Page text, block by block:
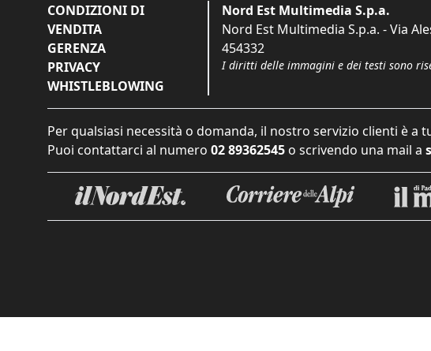
CONDIZIONI DI
VENDITA
GERENZA
PRIVACY
WHISTLEBLOWING
Nord Est Multimedia S.p.a.
Nord Est Multimedia S.p.a. - Via
454332
I diritti delle immagini e dei testi sono
Per qualsiasi necessità o domanda, il nostro servizio clienti è a
Puoi contattarci al numero 02 89362545 o scrivendo una mail a